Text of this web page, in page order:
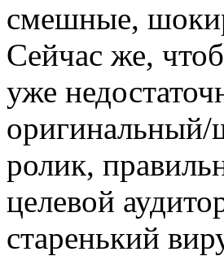
смешные,
Сейчас же,
уже
ролик,
целевой
старенький